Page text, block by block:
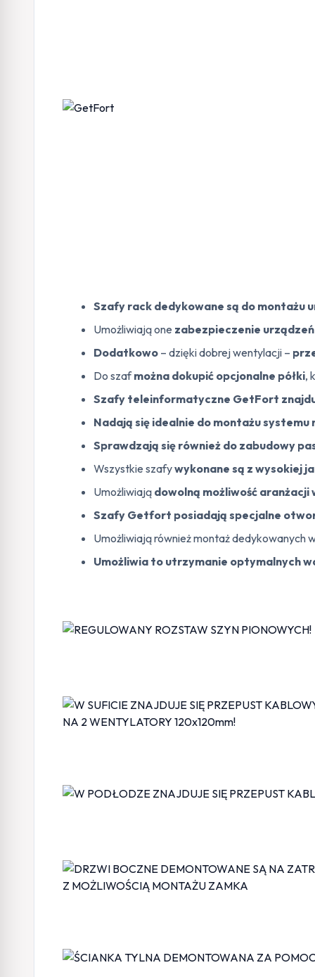
Szafy rack dedykowane są do montażu
Umożliwiają one zabezpieczenie
Dodatkowo – dzięki dobrej wentylacji –
Do szafmożna dokupić opcjonalne półki,
Szafy teleinformatyczne GetFort
Nadają się idealnie do montażu
Sprawdzają się również do zabudowy
Wszystkie szafywykonane są z wysokiej
Umożliwiają dowolną możliwość aranżacji
Szafy Getfort posiadają specjalne
Umożliwiają również montaż dedykowanych
Umożliwia to utrzymanie optymalnych